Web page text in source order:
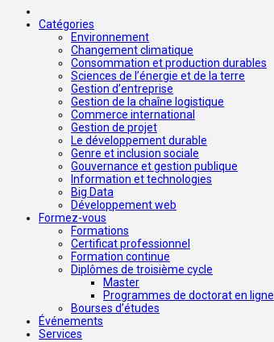
Catégories
Environnement
Changement climatique
Consommation et production durables
Sciences de l’énergie et de la terre
Gestion d’entreprise
Gestion de la chaîne logistique
Commerce international
Gestion de projet
Le développement durable
Genre et inclusion sociale
Gouvernance et gestion publique
Information et technologies
Big Data
Développement web
Formez-vous
Formations
Certificat professionnel
Formation continue
Diplômes de troisième cycle
Master
Programmes de doctorat en ligne
Bourses d’études
Événements
Services